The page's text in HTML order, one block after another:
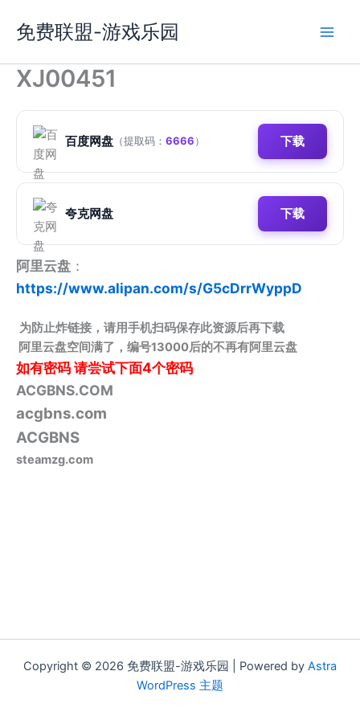
容
免费联盟-游戏乐园
XJ00451
百度网盘 （提取码： 6666） 下载
夸克网盘 下载
阿里云盘 ：
https://www.alipan.com/s/G5cDrrWyppD
为防止炸链接，请用手机扫码保存此资源后再下载
阿里云盘空间满了，编号13000后的不再有阿里云盘
如有密码请尝试下面4个密码
ACGBNS.COM
acgbns.com
ACGBNS
steamzg.com
Copyright © 2026 免费联盟-游戏乐园 | Powered by Astra
WordPress 主题